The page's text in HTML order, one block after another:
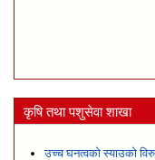
कृषि तथा पशुसेवा शाखा
उच्च घनत्वको स्याउको